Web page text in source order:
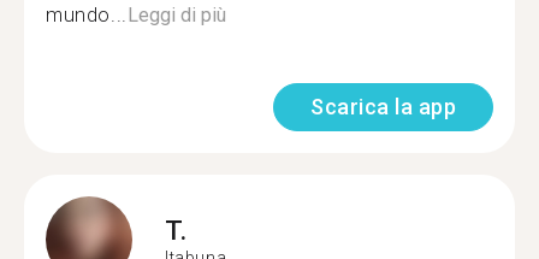
mundo... Leggi di più
Scarica la app
T.